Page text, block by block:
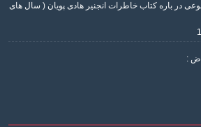
در باره کتاب خاطرات انجنیر هادی پویان ( سال های
: